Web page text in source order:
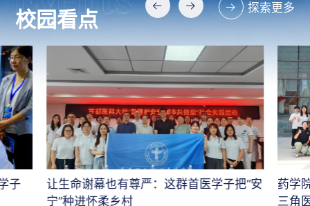
校园看点 探索更多
子
让生命谢幕也有尊严：这群首医学子把“安
宁”种进怀柔乡村
药学
三角